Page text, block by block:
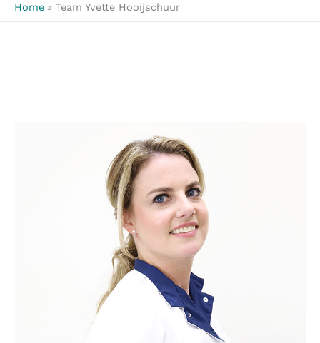
Home Team Yvette Hooijschuur